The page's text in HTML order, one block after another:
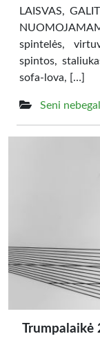
LAISVAS,
spintelės,
spintos,
sofa-lova, […]
Seni
Trumpalaikė